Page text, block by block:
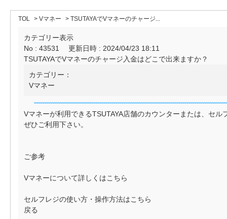
TOL > Vマネー > TSUTAYAでVマネーのチャージ...
カテゴリー表示
No : 43531
更新日時 : 2024/04/23 18:11
TSUTAYAでVマネーのチャージ入金はどこで出来ますか？
カテゴリー：
Vマネー
Vマネーが利用できるTSUTAYA店舗のカウンターまたは、セル
ぜひご利用下さい。
ご参考
Vマネーについて詳しくはこちら
セルフレジの使い方・操作方法はこちら
戻る